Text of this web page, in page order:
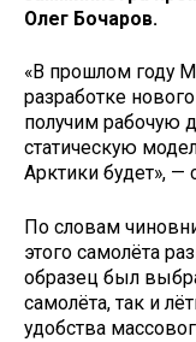
Олег Бочаров.
«В прошлом году
разработке
получим рабочую
статическую
Арктики будет», —
По словам
этого самолёта
образец был
самолёта, так и
удобства